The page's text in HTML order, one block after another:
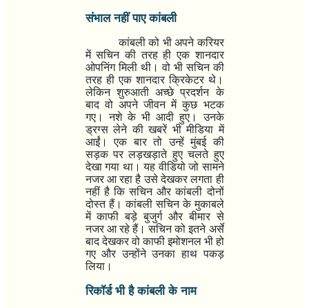
संभाल नहीं पाए कांबली
कांबली को भी अपने करियर
में सचिन की तरह ही एक शानदार
ओपनिंग मिली थी। वो भी सचिन की
तरह ही एक शानदार क्रिकेटर थे।
लेकिन शुरुआती अच्छे प्रदर्शन के
बाद वो अपने जीवन में कुछ भटक
गए। नशे के भी आदी हुए। उनके
ड्रग्स लेने की खबरें भी मीडिया में
आईं। एक बार तो उन्हें मुंबई की
सड़क पर लड़खड़ाते हुए चलते हुए
देखा गया था। यह वीडियो जो सामने
नजर आ रहा है उसे देखकर लगता ही
नहीं है कि सचिन और कांबली दोनों
दोस्त हैं। कांबली सचिन के मुकाबले
में काफी बड़े बुजुर्ग और बीमार से
नजर आ रहे हैं। सचिन को इतने अर्से
बाद देखकर वो काफी इमोशनल भी हो
गए और उन्होंने उनका हाथ पकड़
लिया।
रिकॉर्ड भी है कांबली के नाम